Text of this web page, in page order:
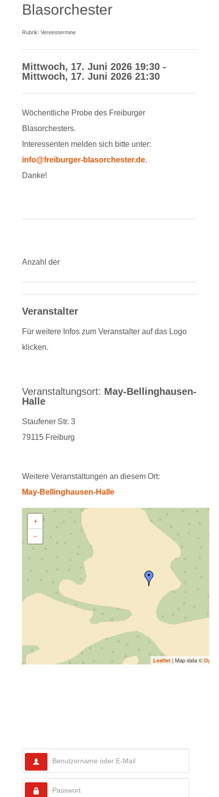
Blasorchester
Rubrik: Vereinstermine
Mittwoch, 17. Juni 2026 19:30 -
Mittwoch, 17. Juni 2026 21:30
Wöchentliche Probe des Freiburger
Blasorchesters.
Interessenten melden sich bitte unter:
info@freiburger-blasorchester.de.
Danke!
Anzahl der
Veranstalter
Für weitere Infos zum Veranstalter auf das Logo
klicken.
Veranstaltungsort: May-Bellinghausen-
Halle
Staufener Str. 3
79115 Freiburg
Weitere Veranstaltungen an diesem Ort:
May-Bellinghausen-Halle
+
−
Leaflet | Map data ©